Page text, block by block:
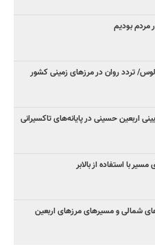
مردم بودیم
تردد روان در مرزهای زمینی کشور
اربعین حسینی در پایانه‌های تاکسیرانی
شمالی و مسیرهای مرزهای اربعین